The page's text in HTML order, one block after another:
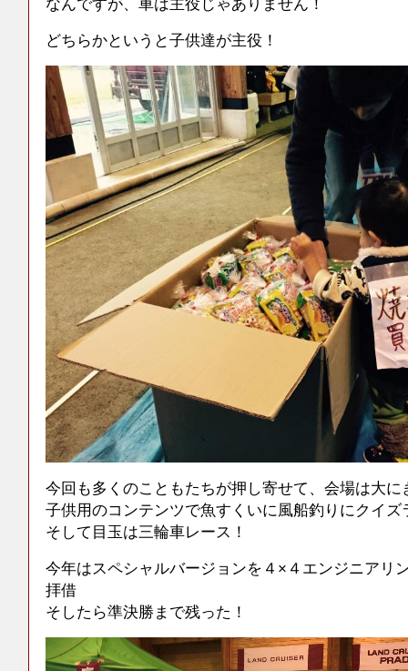
なんですが、車は主役じゃありません！
どちらかというと子供達が主役！
今回も多くのこともたちが押し寄せて、会場は大に
子供用のコンテンツで魚すくいに風船釣りにクイズ
そして目玉は三輪車レース！
今年はスペシャルバージョンを４×４エンジニアリ
拝借
そしたら準決勝まで残った！